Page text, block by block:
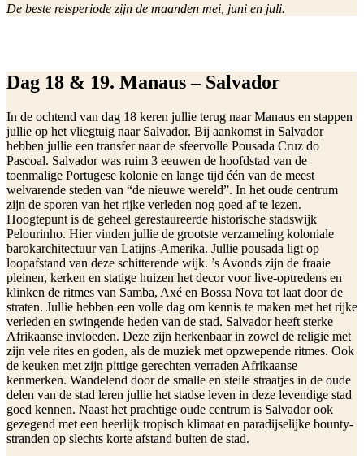
De beste reisperiode zijn de maanden mei, juni en juli.
Dag 18 & 19. Manaus – Salvador
In de ochtend van dag 18 keren jullie terug naar Manaus en stappen
jullie op het vliegtuig naar Salvador. Bij aankomst in Salvador
hebben jullie een transfer naar de sfeervolle Pousada Cruz do
Pascoal. Salvador was ruim 3 eeuwen de hoofdstad van de
toenmalige Portugese kolonie en lange tijd één van de meest
welvarende steden van “de nieuwe wereld”. In het oude centrum
zijn de sporen van het rijke verleden nog goed af te lezen.
Hoogtepunt is de geheel gerestaureerde historische stadswijk
Pelourinho. Hier vinden jullie de grootste verzameling koloniale
barokarchitectuur van Latijns-Amerika. Jullie pousada ligt op
loopafstand van deze schitterende wijk. ’s Avonds zijn de fraaie
pleinen, kerken en statige huizen het decor voor live-optredens en
klinken de ritmes van Samba, Axé en Bossa Nova tot laat door de
straten. Jullie hebben een volle dag om kennis te maken met het rijke
verleden en swingende heden van de stad. Salvador heeft sterke
Afrikaanse invloeden. Deze zijn herkenbaar in zowel de religie met
zijn vele rites en goden, als de muziek met opzwepende ritmes. Ook
de keuken met zijn pittige gerechten verraden Afrikaanse
kenmerken. Wandelend door de smalle en steile straatjes in de oude
delen van de stad leren jullie het stadse leven in deze levendige stad
goed kennen. Naast het prachtige oude centrum is Salvador ook
gezegend met een heerlijk tropisch klimaat en paradijselijke bounty-
stranden op slechts korte afstand buiten de stad.